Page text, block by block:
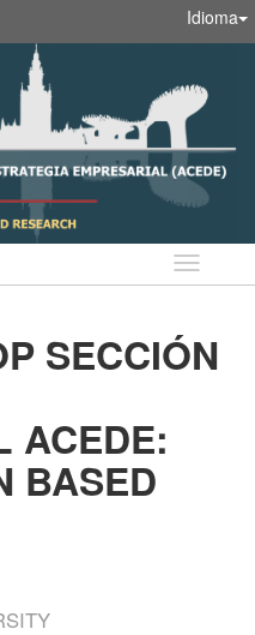
Idioma
Idioma
SECCIÓN
ACEDE:
BASED